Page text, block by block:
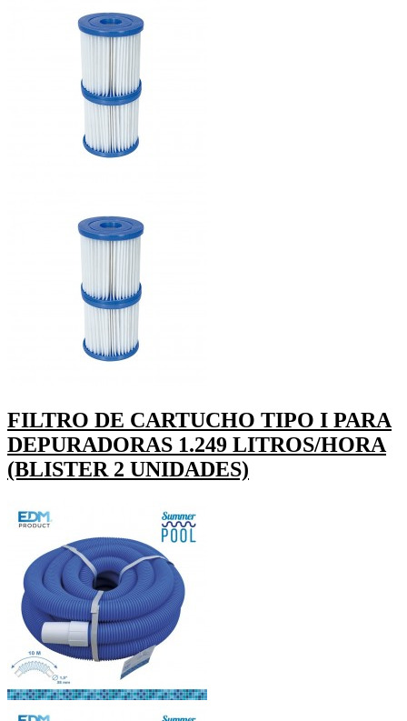
FILTRO DE CARTUCHO TIPO I PARA
DEPURADORAS 1.249 LITROS/HORA
(BLISTER 2 UNIDADES)